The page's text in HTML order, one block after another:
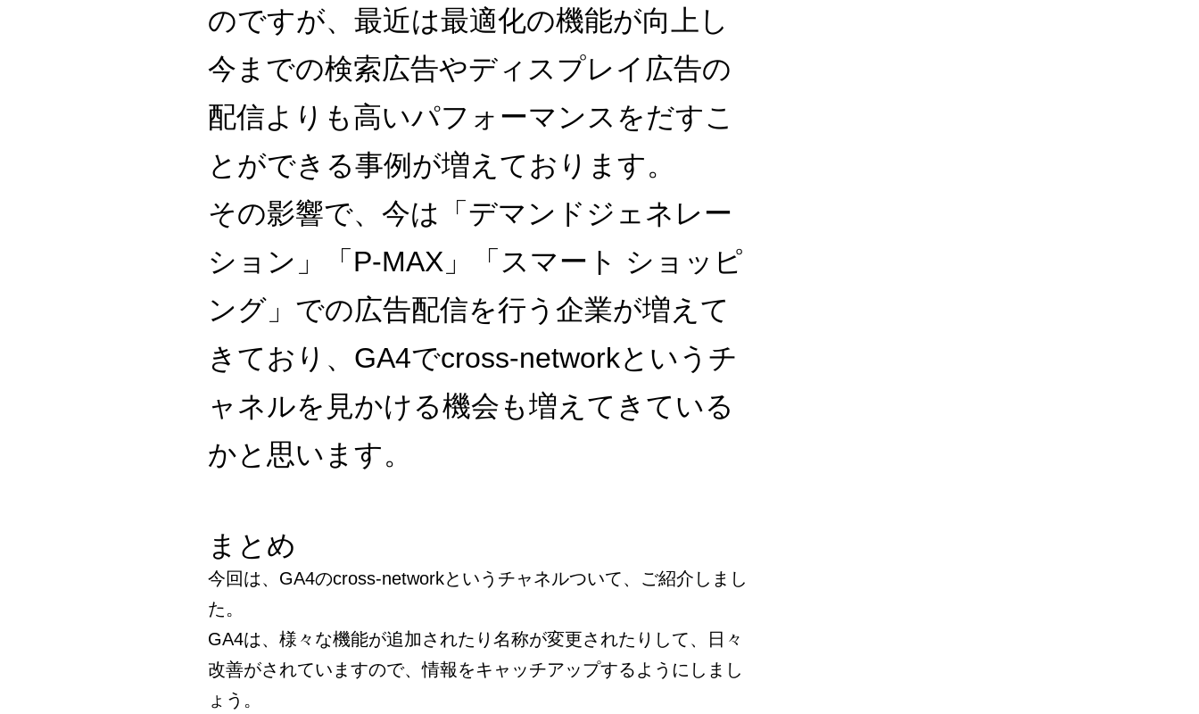
のですが、最近は最適化の機能が向上し
今までの検索広告やディスプレイ広告の
配信よりも高いパフォーマンスをだすこ
とができる事例が増えております。
その影響で、今は「デマンドジェネレー
ション」「P-MAX」「スマート ショッピ
ング」での広告配信を行う企業が増えて
きており、GA4でcross-networkというチ
ャネルを見かける機会も増えてきている
かと思います。
まとめ
今回は、GA4のcross-networkというチャネルついて、 ご紹介しまし
た。
GA4は、様々な機能が追加されたり名称が変更されたりして、日々
改善がされていますので、情報をキャッチアップするようにしまし
ょう。